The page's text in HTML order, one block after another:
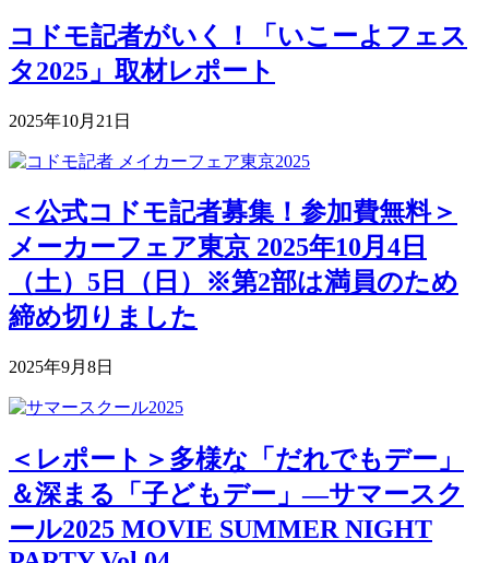
コドモ記者がいく！「いこーよフェス
タ2025」取材レポート
2025年10月21日
＜公式コドモ記者募集！参加費無料＞
メーカーフェア東京 2025年10月4日
（土）5日（日）※第2部は満員のため
締め切りました
2025年9月8日
＜レポート＞多様な「だれでもデー」
＆深まる「子どもデー」―サマースク
ール2025 MOVIE SUMMER NIGHT